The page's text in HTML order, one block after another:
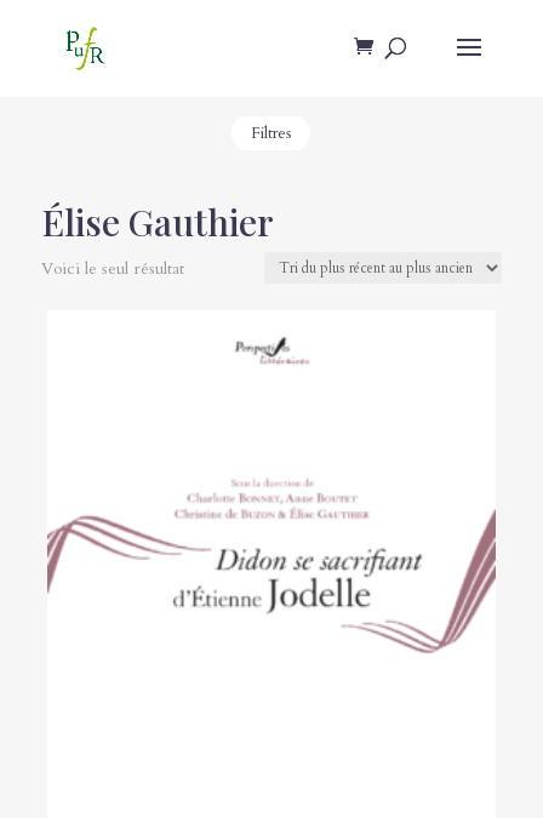
Filtres
Élise Gauthier
Voici le seul résultat